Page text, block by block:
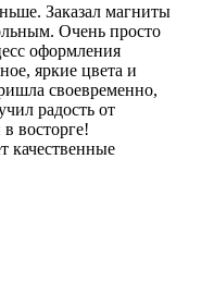
Заказал магниты
Очень просто
оформления
яркие цвета и
своевременно,
радость от
восторге!
качественные